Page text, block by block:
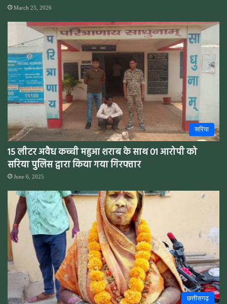
March 25, 2026
सरिया
15 लीटर अवैध कच्ची महुआ शराब के साथ 01 आरोपी को
सरिया पुलिस द्वारा किया गया गिरफ्तार
June 6, 2025
छत्तीसगढ़